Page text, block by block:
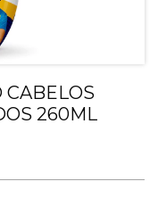
CABELOS
260ML